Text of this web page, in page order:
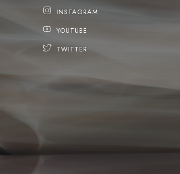
INSTAGRAM
YOUTUBE
TWITTER